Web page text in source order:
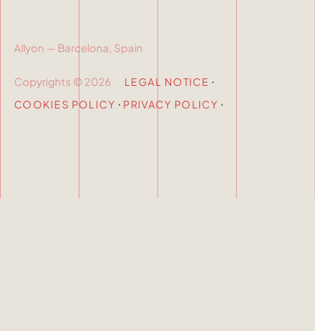
Allyon — Barcelona, Spain
Copyrights © 2026 LEGAL NOTICE ·
COOKIES POLICY · PRIVACY POLICY ·